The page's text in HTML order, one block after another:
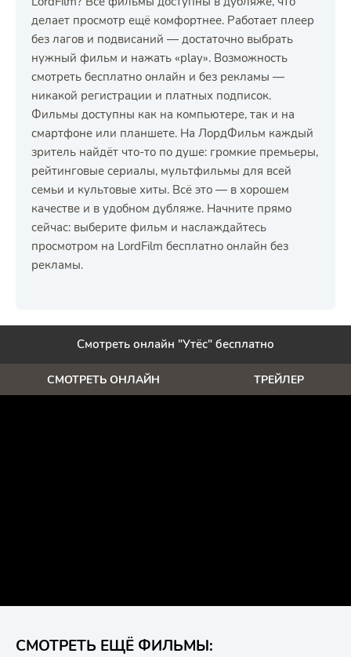
делает просмотр ещё комфортнее. Работает плеер
без лагов и подвисаний — достаточно выбрать
нужный фильм и нажать «play». Возможность
смотреть бесплатно онлайн и без рекламы —
никакой регистрации и платных подписок.
Фильмы доступны как на компьютере, так и на
смартфоне или планшете. На ЛордФильм каждый
зритель найдёт что-то по душе: громкие премьеры,
рейтинговые сериалы, мультфильмы для всей
семьи и культовые хиты. Всё это — в хорошем
качестве и в удобном дубляже. Начните прямо
сейчас: выберите фильм и наслаждайтесь
просмотром на LordFilm бесплатно онлайн без
рекламы.
Смотреть онлайн "Утёс" бесплатно
СМОТРЕТЬ ОНЛАЙН ТРЕЙЛЕР
СМОТРЕТЬ ЕЩЁ ФИЛЬМЫ: